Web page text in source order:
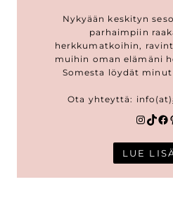
Nykyään keskityn
parhaimpiin
herkkumatkoihin,
muihin oman elämäni
Somesta löydät minut
Ota yhteyttä: info(at)
LUE